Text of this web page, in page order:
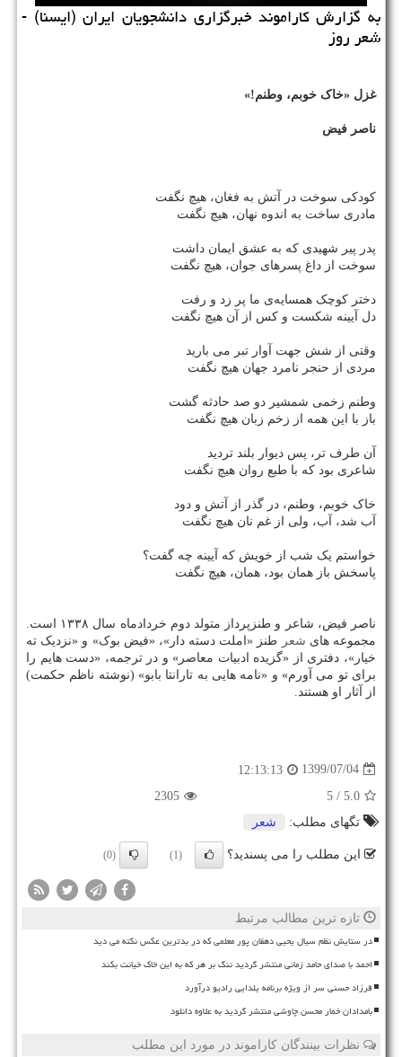
به گزارش كاراموند خبرگزاری دانشجویان ایران (ایسنا) -
شعر روز
غزل «خاک خوبم، وطنم!»
ناصر فیض
کودکی سوخت در آتش به فغان، هیچ نگفت
مادری ساخت به اندوه نهان، هیچ نگفت
پدر پیر شهیدی که به عشق ایمان داشت
سوخت از داغ پسرهای جوان، هیچ نگفت
دختر کوچک همسایه‌ی ما پر زد و رفت
دل آیینه شکست و کس از آن هیچ نگفت
وقتی از شش جهت آوار تبر می بارید
مردی از حنجر نامرد جهان هیچ نگفت
وطنم زخمی شمشیر دو صد حادثه گشت
باز با این همه از زخم زبان هیچ نگفت
آن طرف تر، پس دیوار بلند تردید
شاعری بود که با طبع روان هیچ نگفت
خاک خوبم، وطنم، در گذر از آتش و دود
آب شد، آب، ولی از غم نان هیچ نگفت
خواستم یک شب از خویش که آیینه چه گفت؟
پاسخش باز همان بود، همان، هیچ نگفت
ناصر فیض، شاعر و طنزپرداز متولد دوم خردادماه سال ۱۳۳۸ است.
مجموعه های شعر طنز «املت دسته دار»، «فیض بوک» و «نزدیک ته
خیار»، دفتری از «گزیده ادبیات معاصر» و در ترجمه، «دست هایم را
برای تو می آورم» و «نامه هایی به تارانتا بابو» (نوشته ناظم حکمت)
از آثار او هستند.
1399/07/04
12:13:13
5.0
/ 5
2305
تگهای مطلب:
شعر
این مطلب را می پسندید؟ (1)
(0)
تازه ترین مطالب مرتبط
در ستایش نظم سیال یحیی دهقان پور معلمی که در بدترین عکس نکته می دید
احمد با صدای حامد زمانی منتشر گردید ننگ بر هر که به این خاک خیانت بکند
فرزاد حسنی سر از ویژه برنامه یلدایی رادیو درآورد
بامدادان خمار محسن چاوشی منتشر گردید به علاوه دانلود
نظرات بینندگان کاراموند در مورد این مطلب